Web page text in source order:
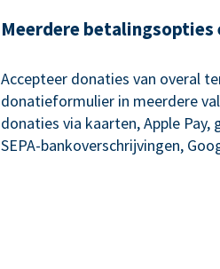
Meerdere betalingsopties
Accepteer donaties van overal
donatieformulier in meerdere
donaties via kaarten, Apple Pay,
SEPA-bankoverschrijvingen,